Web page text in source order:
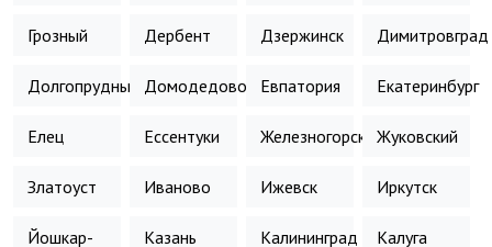
Грозный Дербент Дзержинск Димитровград
Долгопрудный Домодедово Евпатория Екатеринбург
Елец Ессентуки Железногорск Жуковский
Златоуст Иваново Ижевск Иркутск
Йошкар-
Казань Калининград Калуга